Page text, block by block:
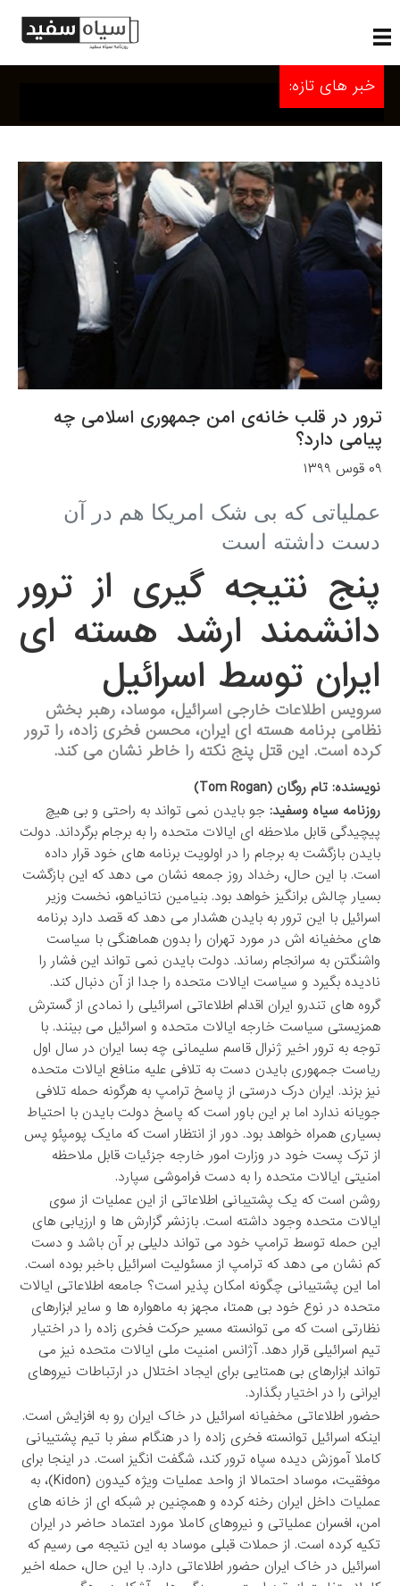
خبر های تازه:
ترور در قلب خانه‌ی امن جمهوری اسلامی چه
پیامی ‌دارد؟
۰۹ قوس ۱۳۹۹
عملیاتی که بی شک امریکا هم در آن
دست داشته است
پنج نتیجه گیری از ترور
دانشمند ارشد هسته ای
ایران توسط اسرائیل
سرویس اطلاعات خارجی اسرائیل، موساد، رهبر بخش
نظامی برنامه هسته ای ایران، محسن فخری زاده، را ترور
کرده است. این قتل پنج نکته را خاطر نشان می کند.
نویسنده: تام روگان (Tom Rogan)
روزنامه سیاه وسفید: جو بایدن نمی تواند به راحتی و بی هیچ
پیچیدگی قابل ملاحظه ای ایالات متحده را به برجام برگرداند. دولت
بایدن بازگشت به برجام را در اولویت برنامه های خود قرار داده
است. با این حال، رخداد روز جمعه نشان می دهد که این بازگشت
بسیار چالش برانگیز خواهد بود. بنیامین نتانیاهو، نخست وزیر
اسرائیل با این ترور به بایدن هشدار می دهد که قصد دارد برنامه
های مخفیانه اش در مورد تهران را بدون هماهنگی با سیاست
واشنگتن به سرانجام رساند. دولت بایدن نمی تواند این فشار را
نادیده بگیرد و سیاست ایالات متحده را جدا از آن دنبال کند.
گروه های تندرو ایران اقدام اطلاعاتی اسرائیلی را نمادی از گسترش
همزیستی سیاست خارجه ایالات متحده و اسرائیل می بینند. با
توجه به ترور اخیر ژنرال قاسم سلیمانی چه بسا ایران در سال اول
ریاست جمهوری بایدن دست به تلافی علیه منافع ایالات متحده
نیز بزند. ایران درک درستی از پاسخ ترامپ به هرگونه حمله تلافی
جویانه ندارد اما بر این باور است که پاسخ دولت بایدن با احتیاط
بسیاری همراه خواهد بود. دور از انتظار است که مایک پومپئو پس
از ترک پست خود در وزارت امور خارجه جزئیات قابل ملاحظه
امنیتی ایالات متحده را به دست فراموشی سپارد.
روشن است که یک پشتیبانی اطلاعاتی از این عملیات از سوی
ایالات متحده وجود داشته است. بازنشر گزارش ها و ارزیابی های
این حمله توسط ترامپ خود می تواند دلیلی بر آن باشد و دست
کم نشان می دهد که ترامپ از مسئولیت اسرائیل باخبر بوده است.
اما این پشتیبانی چگونه امکان پذیر است؟ جامعه اطلاعاتی ایالات
متحده در نوع خود بی همتا، مجهز به ماهواره ها و سایر ابزارهای
نظارتی است که می توانسته مسیر حرکت فخری زاده را در اختیار
تیم اسرائیلی قرار دهد. آژانس امنیت ملی ایالات متحده نیز می
تواند ابزارهای بی همتایی برای ایجاد اختلال در ارتباطات نیروهای
ایرانی را در اختیار بگذارد.
حضور اطلاعاتی مخفیانه اسرائیل در خاک ایران رو به افزایش است.
اینکه اسرائیل توانسته فخری زاده را در هنگام سفر با تیم پشتیبانی
کاملا آموزش دیده سپاه ترور کند، شگفت انگیز است. در اینجا برای
موفقیت، موساد احتمالا از واحد عملیات ویژه کیدون (Kidon)، به
عملیات داخل ایران رخنه کرده و همچنین بر شبکه ای از خانه های
امن، افسران عملیاتی و نیروهای کاملا مورد اعتماد حاضر در ایران
تکیه کرده است. از حملات قبلی موساد به این نتیجه می رسیم که
اسرائیل در خاک ایران حضور اطلاعاتی دارد. با این حال، حمله اخیر